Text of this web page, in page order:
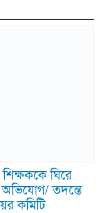
ঘিরে
তদন্তে
কমিটি